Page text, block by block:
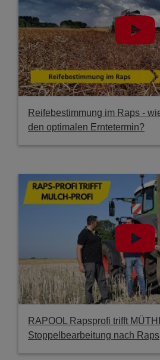
Reifebestimmung im Raps -
den optimalen Erntetermin?
RAPOOL Rapsprofi trifft
Stoppelbearbeitung nach Raps